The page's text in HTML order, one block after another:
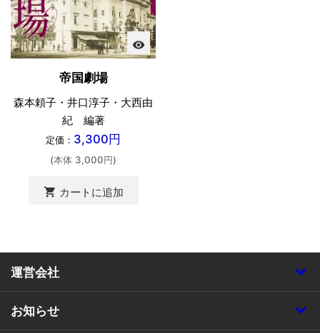
visibility
帝国劇場
森本頼子・井口淳子・大西由
紀 編著
定価： 3,300円
(本体 3,000円)
shopping_cart カートに追加
運営会社
お知らせ